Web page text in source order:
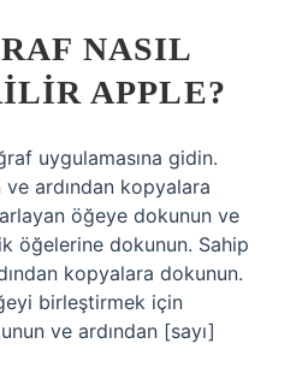
NASIL
APPLE?
uygulamasına gidin.
ardından kopyalara
öğeye dokunun ve
öğelerine dokunun. Sahip
kopyalara dokunun.
birleştirmek için
ve ardından [sayı]